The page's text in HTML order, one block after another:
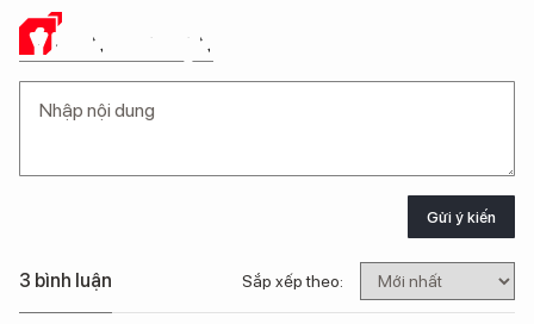
Ý KIẾN CỦA BẠN
Gửi ý kiến
3 bình luận Sắp xếp theo: